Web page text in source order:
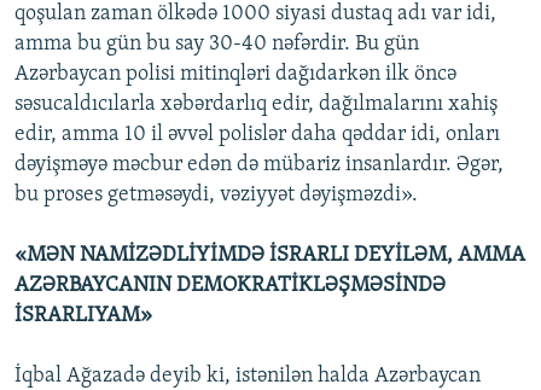
qoşulan zaman ölkədə 1000 siyasi dustaq adı var idi,
amma bu gün bu say 30-40 nəfərdir. Bu gün
Azərbaycan polisi mitinqləri dağıdarkən ilk öncə
səsucaldıcılarla xəbərdarlıq edir, dağılmalarını xahiş
edir, amma 10 il əvvəl polislər daha qəddar idi, onları
dəyişməyə məcbur edən də mübariz insanlardır. Əgər,
bu proses getməsəydi, vəziyyət dəyişməzdi».
«MƏN NAMİZƏDLİYİMDƏ İSRARLI DEYİLƏM, AMMA
AZƏRBAYCANIN DEMOKRATİKLƏŞMƏSİNDƏ
İSRARLIYAM»
İqbal Ağazadə deyib ki, istənilən halda Azərbaycan